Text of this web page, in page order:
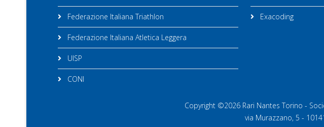
Federazione Italiana Triathlon
Federazione Italiana Atletica Leggera
UISP
CONI
Exacoding
Copyright ©2026 Rari Nantes Torino -
via Murazzano, 5 -